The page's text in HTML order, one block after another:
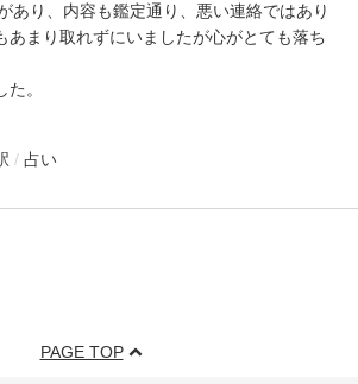
あり、内容も鑑定通り、悪い連絡ではあり
あまり取れずにいましたが心がとても落ち
。
占い
PAGE TOP